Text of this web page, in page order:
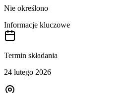
Nie określono
Informacje kluczowe
Termin składania
24 lutego 2026